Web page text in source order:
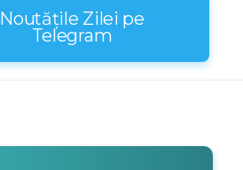
Noutățile Zilei pe
Telegram